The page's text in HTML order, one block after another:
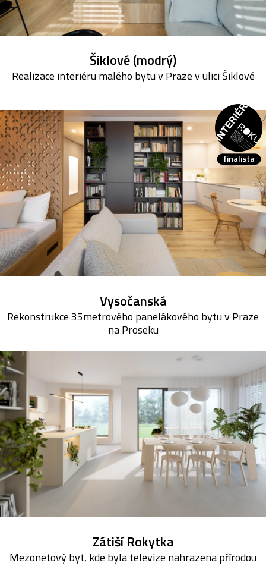
Šiklové (modrý)
Realizace interiéru malého bytu v Praze v ulici Šiklové
finalista
Vysočanská
Rekonstrukce 35metrového panelákového bytu v Praze
na Proseku
Zátiší Rokytka
Mezonetový byt, kde byla televize nahrazena přírodou